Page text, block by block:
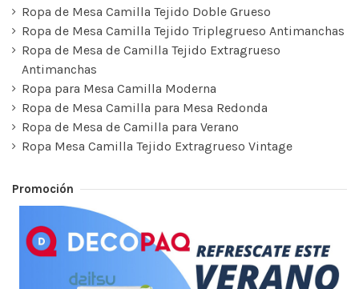
Ropa de Mesa Camilla Tejido Doble Grueso
Ropa de Mesa Camilla Tejido Triplegrueso Antimanchas
Ropa de Mesa de Camilla Tejido Extragrueso
Antimanchas
Ropa para Mesa Camilla Moderna
Ropa de Mesa Camilla para Mesa Redonda
Ropa de Mesa de Camilla para Verano
Ropa Mesa Camilla Tejido Extragrueso Vintage
Promoción